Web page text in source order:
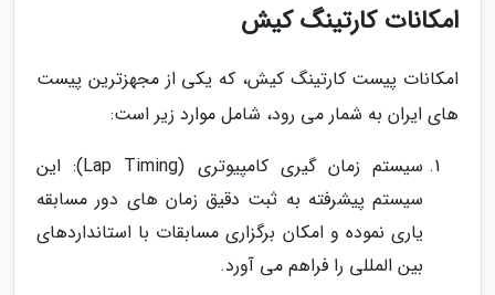
امکانات کارتینگ کیش
امکانات پیست کارتینگ کیش، که یکی از مجهزترین پیست
های ایران به شمار می رود، شامل موارد زیر است:
سیستم زمان گیری کامپیوتری (Lap Timing): این
سیستم پیشرفته به ثبت دقیق زمان های دور مسابقه
یاری نموده و امکان برگزاری مسابقات با استانداردهای
بین المللی را فراهم می آورد.